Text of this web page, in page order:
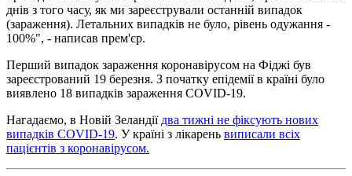
днів з того часу, як ми зареєстрували останній випадок
(зараження). Летальних випадків не було, рівень одужання -
100%", - написав прем'єр.
Перший випадок зараження коронавірусом на Фіджі був
зареєстрований 19 березня. З початку епідемії в країні було
виявлено 18 випадків зараження COVID-19.
Нагадаємо, в Новій Зеландії два тижні не фіксують нових
випадків COVID-19. У країні з лікарень виписали всіх
пацієнтів з коронавірусом.